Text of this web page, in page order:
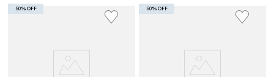
50% OFF 50% OFF